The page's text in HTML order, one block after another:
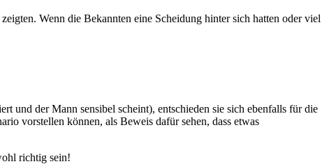
Wenn die Bekannten eine Scheidung hinter sich hatten oder viel
und der Mann sensibel scheint), entschieden sie sich ebenfalls für die
vorstellen können, als Beweis dafür sehen, dass etwas
richtig sein!